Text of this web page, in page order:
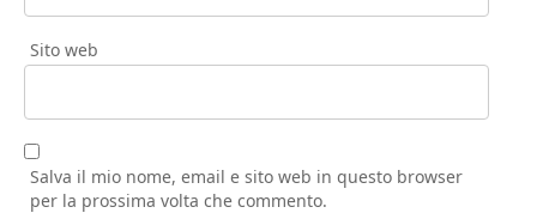
Sito web
Salva il mio nome, email e sito web in questo browser
per la prossima volta che commento.